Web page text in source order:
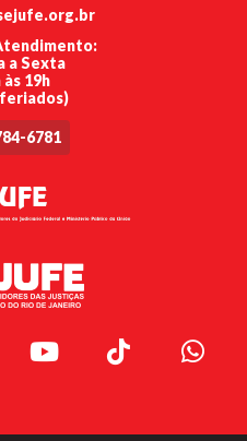
a Sexta
às 19h
6781
Youtube TikTok